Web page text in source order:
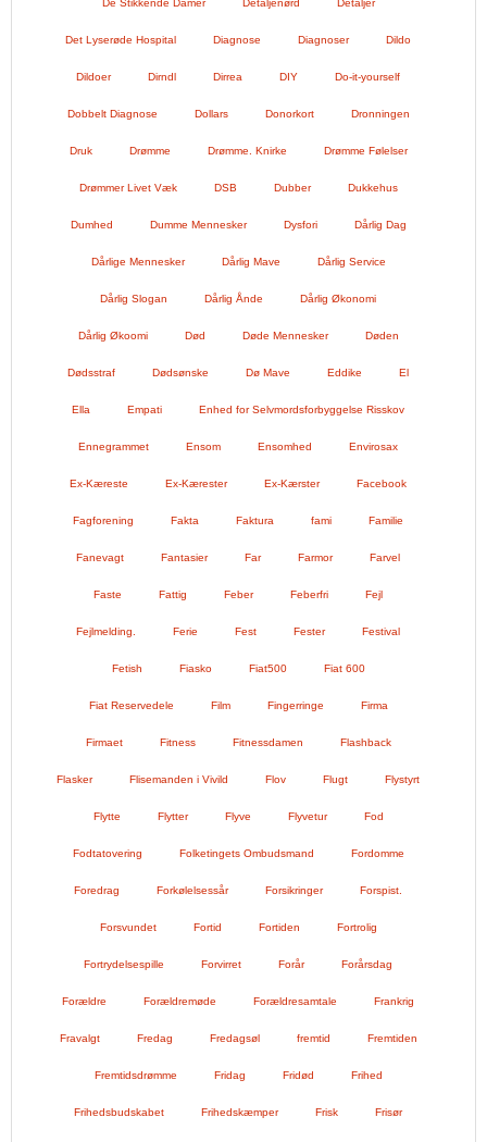
De Stikkende Damer Detaljenørd Detaljer
Det Lyserøde Hospital Diagnose Diagnoser Dildo
Dildoer Dirndl Dirrea DIY Do-it-yourself
Dobbelt Diagnose Dollars Donorkort Dronningen
Druk Drømme Drømme. Knirke Drømme Følelser
Drømmer Livet Væk DSB Dubber Dukkehus
Dumhed Dumme Mennesker Dysfori Dårlig Dag
Dårlige Mennesker Dårlig Mave Dårlig Service
Dårlig Slogan Dårlig Ånde Dårlig Økonomi
Dårlig Økoomi Død Døde Mennesker Døden
Dødsstraf Dødsønske Dø Mave Eddike El
Ella Empati Enhed for Selvmordsforbyggelse Risskov
Ennegrammet Ensom Ensomhed Envirosax
Ex-Kæreste Ex-Kærester Ex-Kærster Facebook
Fagforening Fakta Faktura fami Familie
Fanevagt Fantasier Far Farmor Farvel
Faste Fattig Feber Feberfri Fejl
Fejlmelding. Ferie Fest Fester Festival
Fetish Fiasko Fiat500 Fiat 600
Fiat Reservedele Film Fingerringe Firma
Firmaet Fitness Fitnessdamen Flashback
Flasker Flisemanden i Vivild Flov Flugt Flystyrt
Flytte Flytter Flyve Flyvetur Fod
Fodtatovering Folketingets Ombudsmand Fordomme
Foredrag Forkølelsessår Forsikringer Forspist.
Forsvundet Fortid Fortiden Fortrolig
Fortrydelsespille Forvirret Forår Forårsdag
Forældre Forældremøde Forældresamtale Frankrig
Fravalgt Fredag Fredagsøl fremtid Fremtiden
Fremtidsdrømme Fridag Fridød Frihed
Frihedsbudskabet Frihedskæmper Frisk Frisør